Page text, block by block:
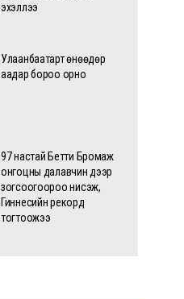
эхэллээ
Улаанбаатарт өнөөдөр
аадар бороо орно
97 настай Бетти Бромаж
онгоцны далавчин дээр
зогсоогоороо нисэж,
Гиннесийн рекорд
тогтоожээ